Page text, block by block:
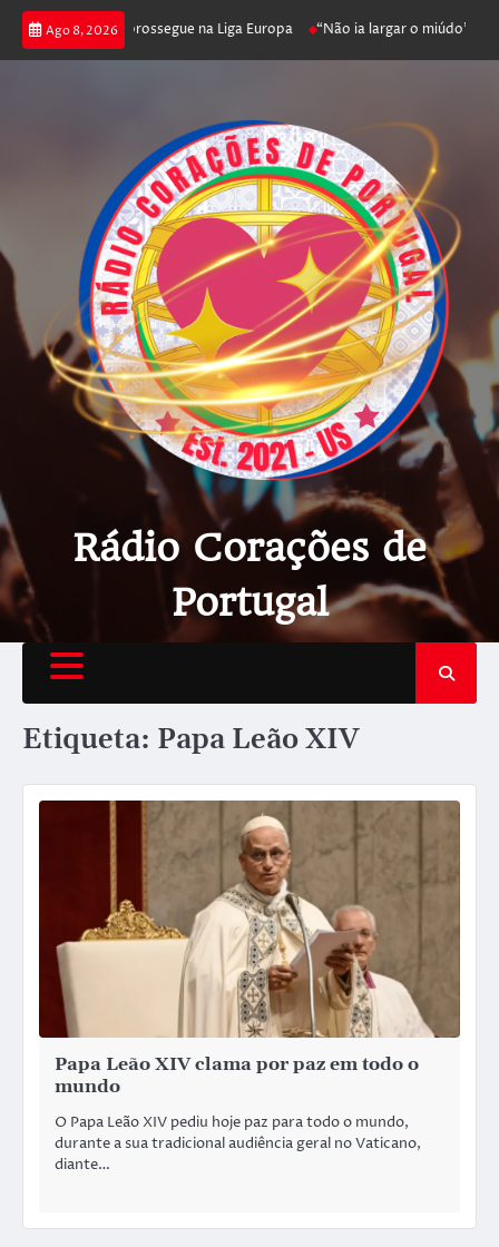
Ago 8, 2026
joga poker e prossegue na Liga Europa “Não ia largar o miúdo”.
Rádio Corações de
Portugal
Etiqueta: Papa Leão XIV
Papa Leão XIV clama por paz em todo o
mundo
O Papa Leão XIV pediu hoje paz para todo o mundo,
durante a sua tradicional audiência geral no Vaticano,
diante…